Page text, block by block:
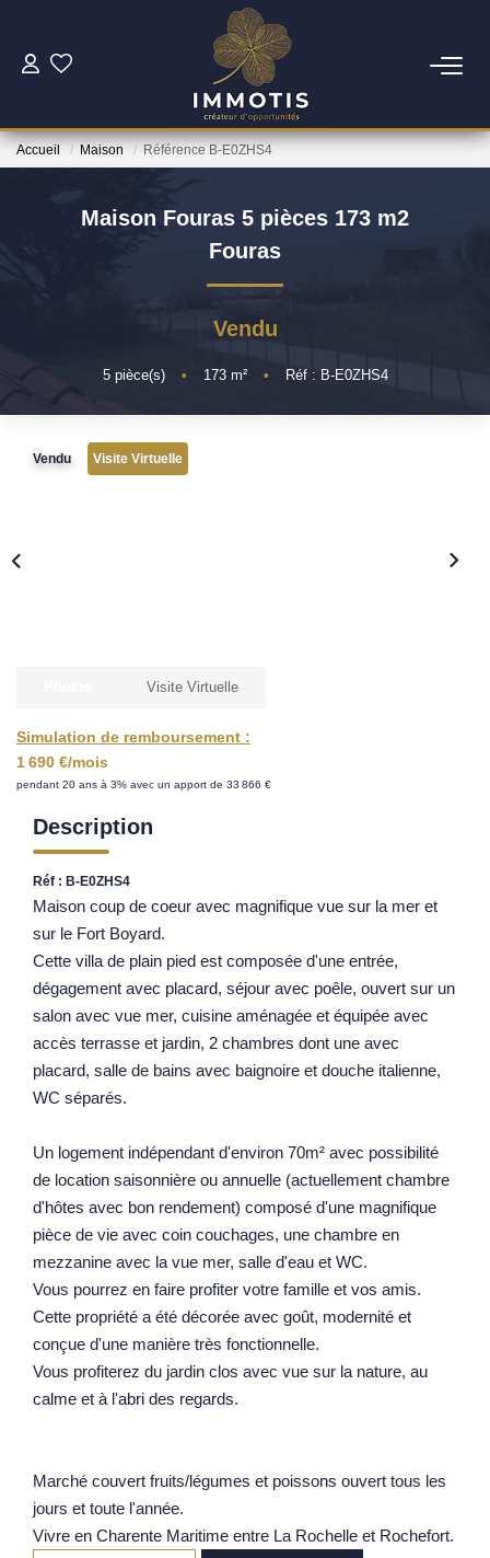
ESTIMER
Nos Biens
Nos Services
LOUER
Nos Biens
Notre Équipe
Parrainage
Nos Actualités
EXTRANET
Accueil Maison Référence B-E0ZHS4
Maison Fouras 5 pièces 173 m2
Fouras
Vendu
5pièce(s) • 173m² • Réf : B-E0ZHS4
Vendu Visite Virtuelle
Simulation de remboursement :
1 690 €/mois
pendant 20 ans à 3% avec un apport de 33 866 €
Visite Virtuelle
Description
Réf : B-E0ZHS4
Maison coup de coeur avec magnifique vue sur la mer et
sur le Fort Boyard.
Cette villa de plain pied est composée d'une entrée,
dégagement avec placard, séjour avec poêle, ouvert sur un
salon avec vue mer, cuisine aménagée et équipée avec
accès terrasse et jardin, 2 chambres dont une avec
placard, salle de bains avec baignoire et douche italienne,
WC séparés.
Un logement indépendant d'environ 70m² avec possibilité
de location saisonnière ou annuelle (actuellement chambre
d'hôtes avec bon rendement) composé d'une magnifique
pièce de vie avec coin couchages, une chambre en
mezzanine avec la vue mer, salle d'eau et WC.
Vous pourrez en faire profiter votre famille et vos amis.
Cette propriété a été décorée avec goût, modernité et
conçue d'une manière très fonctionnelle.
Vous profiterez du jardin clos avec vue sur la nature, au
calme et à l'abri des regards.
Marché couvert fruits/légumes et poissons ouvert tous les
jours et toute l'année.
Vivre en Charente Maritime entre La Rochelle et Rochefort.